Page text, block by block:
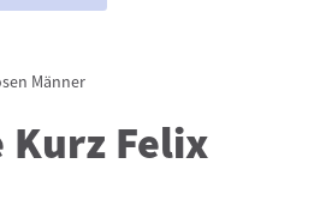
Männer
Kurz Felix